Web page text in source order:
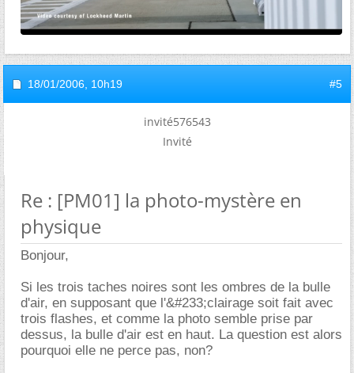
18/01/2006, 10h19 #5
invité576543
Invité
Re : [PM01] la photo-mystère en
physique
Bonjour,
Si les trois taches noires sont les ombres de la bulle
d'air, en supposant que l'&#233;clairage soit fait avec
trois flashes, et comme la photo semble prise par
dessus, la bulle d'air est en haut. La question est alors
pourquoi elle ne perce pas, non?